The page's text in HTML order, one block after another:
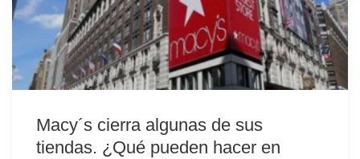
Macy´s cierra algunas de sus
tiendas. ¿Qué pueden hacer en